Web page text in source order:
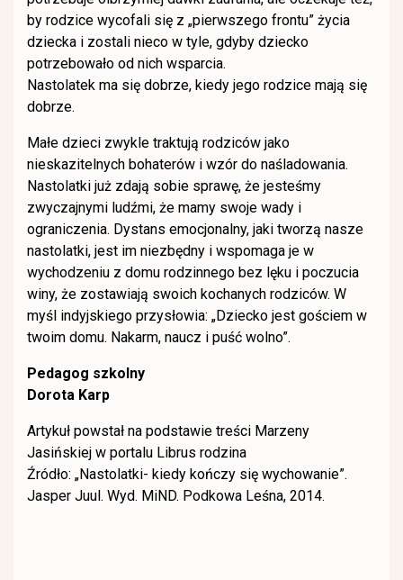
by rodzice wycofali się z „pierwszego frontu” życia
dziecka i zostali nieco w tyle, gdyby dziecko
potrzebowało od nich wsparcia.
Nastolatek ma się dobrze, kiedy jego rodzice mają się
dobrze.
Małe dzieci zwykle traktują rodziców jako
nieskazitelnych bohaterów i wzór do naśladowania.
Nastolatki już zdają sobie sprawę, że jesteśmy
zwyczajnymi ludźmi, że mamy swoje wady i
ograniczenia. Dystans emocjonalny, jaki tworzą nasze
nastolatki, jest im niezbędny i wspomaga je w
wychodzeniu z domu rodzinnego bez lęku i poczucia
winy, że zostawiają swoich kochanych rodziców. W
myśl indyjskiego przysłowia: „Dziecko jest gościem w
twoim domu. Nakarm, naucz i puść wolno”.
Pedagog szkolny
Dorota Karp
Artykuł powstał na podstawie treści Marzeny
Jasińskiej w portalu Librus rodzina
Źródło: „Nastolatki- kiedy kończy się wychowanie”.
Jasper Juul. Wyd. MiND. Podkowa Leśna, 2014.